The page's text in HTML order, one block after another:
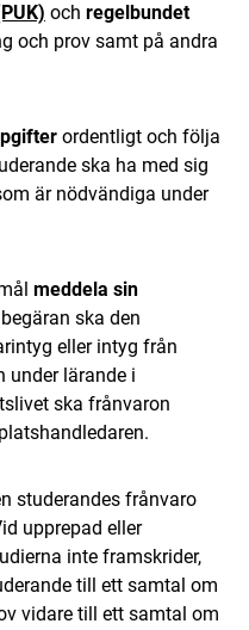
och regelbundet
och prov samt på andra
ordentligt och följa
ska ha med sig
är nödvändiga under
meddela sin
ska den
eller intyg från
under lärande i
ska frånvaron
studerandes frånvaro
upprepad eller
inte framskrider,
till ett samtal om
vidare till ett samtal om